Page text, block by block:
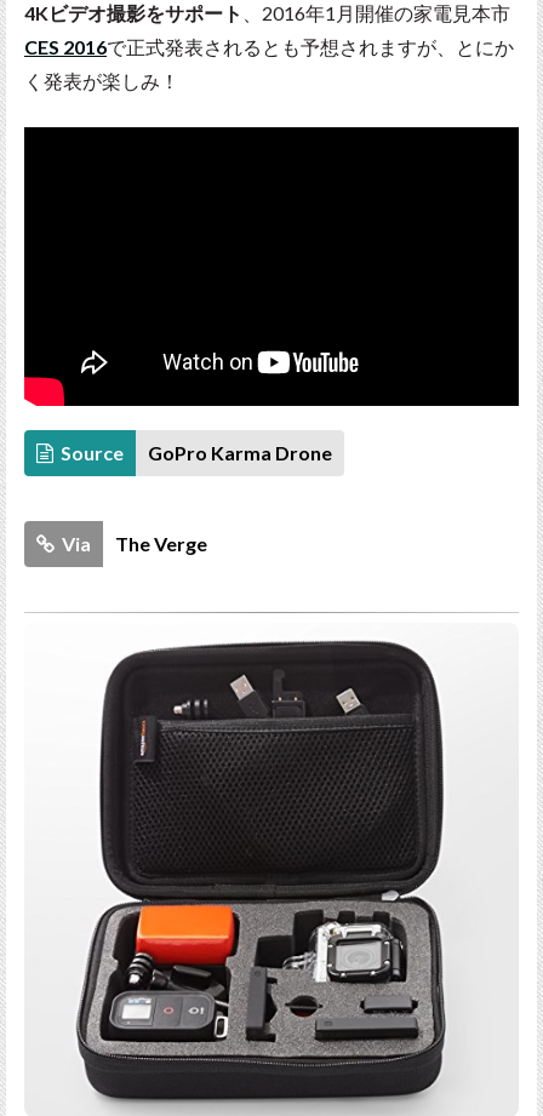
4Kビデオ撮影をサポート
、2016年1月開催の家電見本市
CES 2016で正式発表されるとも予想されますが、とにか
く発表が楽しみ！
Source GoPro Karma Drone
Via The Verge